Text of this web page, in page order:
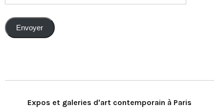
Envoyer
Expos et galeries d'art contemporain à Paris